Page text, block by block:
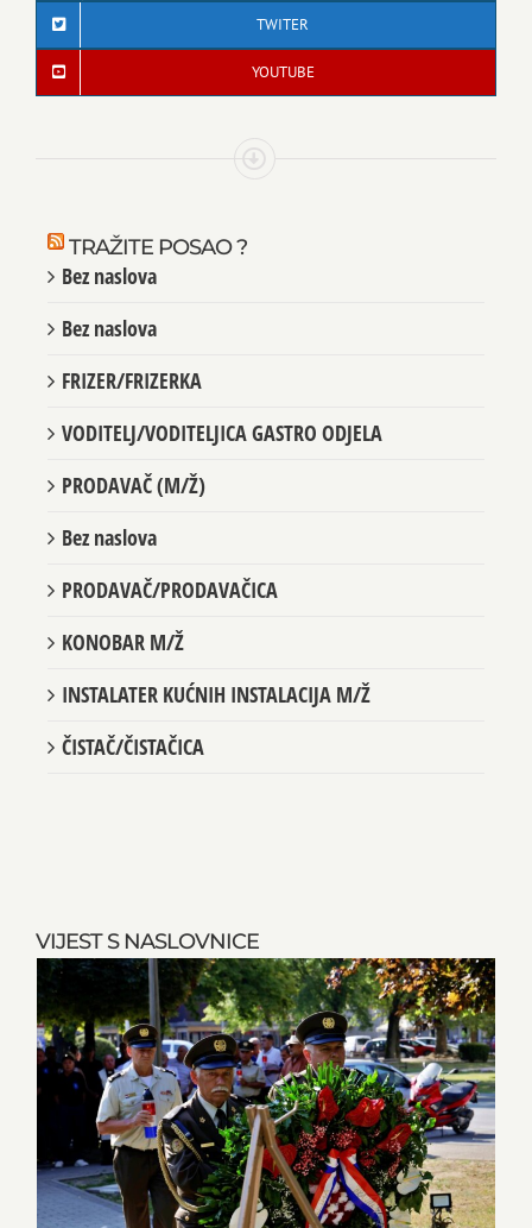
VIJEST S NASLOVNICE
TWITER
YOUTUBE
TRAŽITE POSAO ?
Bez naslova
Bez naslova
FRIZER/FRIZERKA
VODITELJ/VODITELJICA GASTRO ODJELA
PRODAVAČ (M/Ž)
Bez naslova
PRODAVAČ/PRODAVAČICA
KONOBAR M/Ž
INSTALATER KUĆNIH INSTALACIJA M/Ž
ČISTAČ/ČISTAČICA